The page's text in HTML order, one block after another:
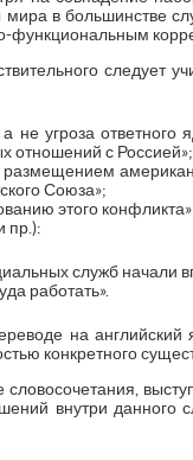
в большинстве
функциональным
следует
угроза ответного
отношений с Россией»;
Союза»;
этого
пр.):
служб начали
работать».
на
конкретного
словосочетания,
внутри